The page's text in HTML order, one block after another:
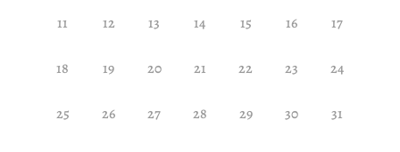
11 12 13 14 15 16 17
18 19 20 21 22 23 24
25 26 27 28 29 30 31